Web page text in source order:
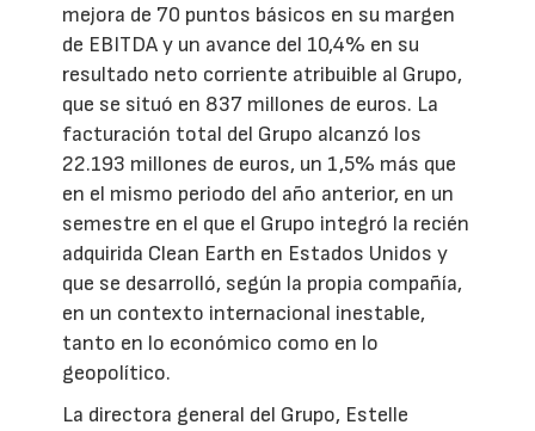
mejora de 70 puntos básicos en su margen
de EBITDA y un avance del 10,4% en su
resultado neto corriente atribuible al Grupo,
que se situó en 837 millones de euros. La
facturación total del Grupo alcanzó los
22.193 millones de euros, un 1,5% más que
en el mismo periodo del año anterior, en un
semestre en el que el Grupo integró la recién
adquirida Clean Earth en Estados Unidos y
que se desarrolló, según la propia compañía,
en un contexto internacional inestable,
tanto en lo económico como en lo
geopolítico.
La directora general del Grupo, Estelle